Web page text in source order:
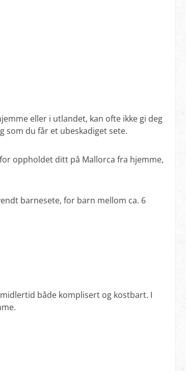
eller i utlandet, kan ofte ikke gi deg
du får et ubeskadiget sete.
oppholdet ditt på Mallorca fra hjemme,
barnesete, for barn mellom ca. 6
både komplisert og kostbart. I